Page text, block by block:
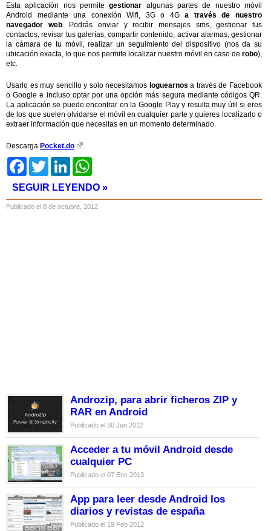
Esta aplicación nos permitegestionar algunas partes de nuestro móvil
Android mediante una conexión Wifi, 3G o 4Ga través de nuestro
navegador web. Podrás enviar y recibir mensajes sms, gestionar tus
contactos, revisar tus galerías, compartir contenido, activar alarmas, gestionar
la cámara de tu móvil, realizar un seguimiento del dispositivo (nos da su
ubicación exacta, lo que nos permite localizar nuestro móvil en caso de robo),
etc.
Usarlo es muy sencillo y solo necesitamos loguearnos a través de Facebook
o Google e incluso optar por una opción más segura mediante códigos QR.
La aplicación se puede encontrar en la Google Play y resulta muy útil si eres
de los que suelen olvidarse el móvil en cualquier parte y quieres localizarlo o
extraer información que necesitas en un momento determinado.
Descarga Pocket.do
.
FacebookTwitter LinkedIn
SEGUIR LEYENDO »
Publicado el 8 de octubre, 2012
Androzip, para abrir ficheros ZIP y
RAR en Android
Publicado el 30 Jun 2012
Acceder a tu móvil Android desde
cualquier PC
Publicado el 07 Ene 2013
App para leer desde Android los
diarios y revistas de españa
Publicado el 19 Feb 2012